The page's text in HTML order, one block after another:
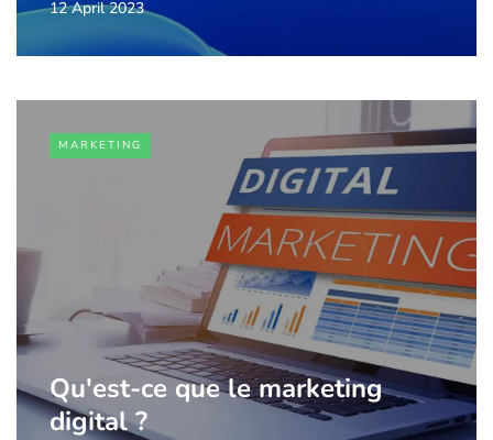
12 April 2023
MARKETING
Qu'est-ce que le marketing
digital ?